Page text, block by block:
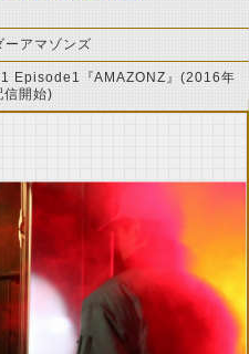
ーアマゾンズ
1 Episode1『AMAZONZ』(2016年
信開始)